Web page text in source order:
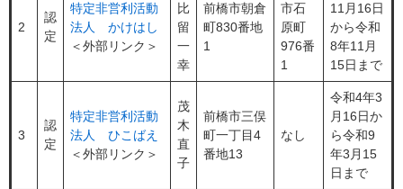
2
認
定
特定非営利活動
法人 かけはし
＜外部リンク＞
比
留
一
幸
前橋市朝倉
町830番地
1
市石
原町
976番
1
11月16日
から令和
8年11月
15日まで
3
認
定
特定非営利活動
法人 ひこばえ
＜外部リンク＞
茂
木
直
子
前橋市三俣
町一丁目4
番地13
なし
令和4年3
月16日か
ら令和9
年3月15
日まで